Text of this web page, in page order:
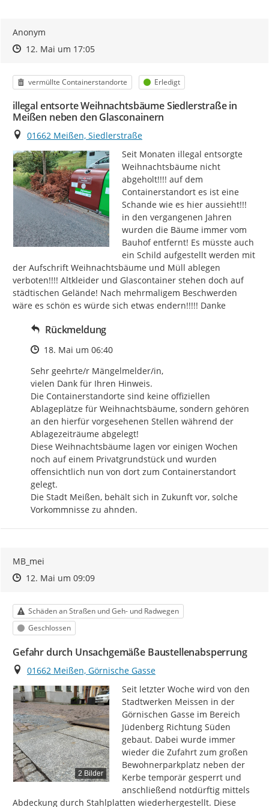
Anonym
Zeitpunkt des Erstellens
Zeitpunkt des Erstellens
12. Mai um 17:05Zur Äußerung
Kategorie
vermüllte Containerstandorte Status
Erledigt
illegal entsorte Weihnachtsbäume Siedlerstraße in
Meißen neben den Glasconainern
Ort
01662 Meißen, Siedlerstraße
Seit Monaten illegal entsorgte
Weihnachtsbäume nicht
abgeholt!!!! auf dem
Containerstandort es ist eine
Schande wie es hier aussieht!!!
in den vergangenen Jahren
wurden die Bäume immer vom
Bauhof entfernt! Es müsste auch
ein Schild aufgestellt werden mit
der Aufschrift Weihnachtsbäume und Müll ablegen
verboten!!!! Altkleider und Glascontainer stehen doch auf
städtischen Gelände! Nach mehrmaligem Beschwerden
wäre es schön es würde sich etwas endern!!!!! Danke
Rückmeldung
Zeitpunkt des Erstellens
18. Mai um 06:40
Sehr geehrte/r Mängelmelder/in,
vielen Dank für Ihren Hinweis.
Die Containerstandorte sind keine offiziellen
Ablageplätze für Weihnachtsbäume, sondern gehören
an den hierfür vorgesehenen Stellen während der
Ablagezeiträume abgelegt!
Diese Weihnachtsbäume lagen vor einigen Wochen
noch auf einem Privatgrundstück und wurden
offensichtlich nun von dort zum Containerstandort
gelegt.
Die Stadt Meißen, behält sich in Zukunft vor, solche
Vorkommnisse zu ahnden.
MB_mei
Zeitpunkt des Erstellens
Zeitpunkt des Erstellens
12. Mai um 09:09Zur Äußerung
Kategorie
Schäden an Straßen und Geh- und Radwegen
Status
Geschlossen
Gefahr durch Unsachgemäße Baustellenabsperrung
Ort
01662 Meißen, Görnische Gasse
2 Bilder
Seit letzter Woche wird von den
Stadtwerken Meissen in der
Görnischen Gasse im Bereich
Jüdenberg Richtung Süden
gebaut. Dabei wurde immer
wieder die Zufahrt zum großen
Bewohnerparkplatz neben der
Kerbe temporär gesperrt und
anschließend notdürftig mittels
Abdeckung durch Stahlplatten wiederhergestellt. Diese